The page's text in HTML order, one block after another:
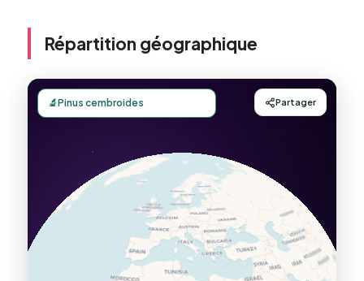
Répartition géographique